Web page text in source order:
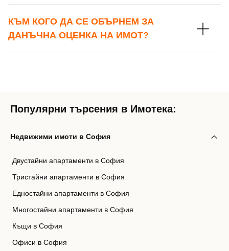
КЪМ КОГО ДА СЕ ОБЪРНЕМ ЗА
ДАНЪЧНА ОЦЕНКА НА ИМОТ?
Популярни търсения в Имотека:
Недвижими имоти в София
Двустайни апартаменти в София
Тристайни апартаменти в София
Едностайни апартаменти в София
Многостайни апартаменти в София
Къщи в София
Офиси в София